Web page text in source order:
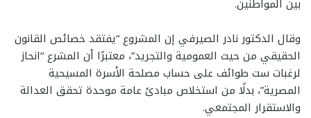
وقال الدكتور نادر الصيرفي إن المشروع “يفتقد خصائص القانون
الحقيقي من حيث العمومية والتجريد”، معتبرًا أن المشرع “انحاز
لرغبات ست طوائف على حساب مصلحة الأسرة المسيحية
المصرية”، بدلًا من استخلاص مبادئ عامة موحدة تحقق العدالة
والاستقرار المجتمعي.